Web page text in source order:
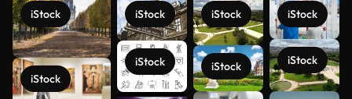
iStock
iStock
iStock
iStock
iStock
iStock
iStock
iStock